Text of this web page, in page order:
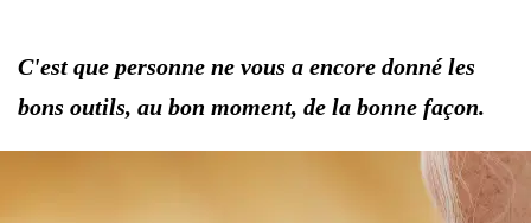
C'est que personne ne vous a encore donné les
bons outils, au bon moment, de la bonne façon.